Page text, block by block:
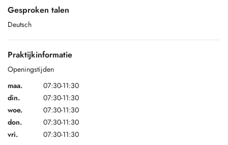
Gesproken talen
Deutsch
Praktijkinformatie
Openingstijden
maa.
07:30-11:30
din.
07:30-11:30
woe.
07:30-11:30
don.
07:30-11:30
vri.
07:30-11:30